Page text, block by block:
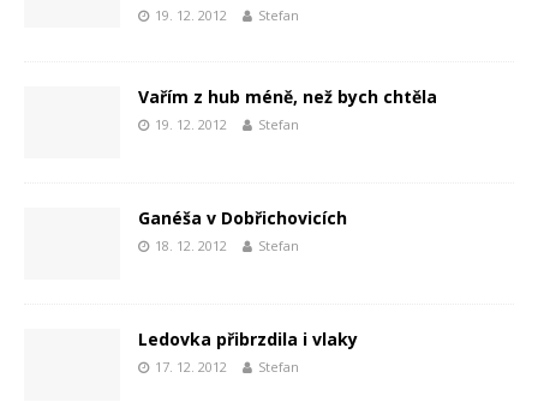
19. 12. 2012 Stefan
Vařím z hub méně, než bych chtěla
19. 12. 2012 Stefan
Ganéša v Dobřichovicích
18. 12. 2012 Stefan
Ledovka přibrzdila i vlaky
17. 12. 2012 Stefan